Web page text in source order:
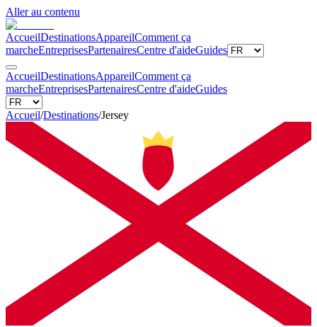
Aller au contenu
AccueilDestinationsAppareilComment ça
marcheEntreprisesPartenairesCentre d'aideGuides
AccueilDestinationsAppareilComment ça
marcheEntreprisesPartenairesCentre d'aideGuides
Accueil/Destinations/Jersey